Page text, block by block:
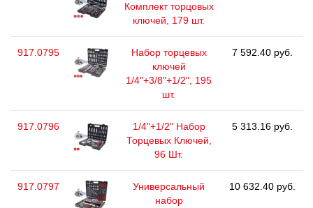
Комплект торцовых
ключей, 179 шт.
917.0795
Набор торцевых
ключей
1/4"+3/8"+1/2", 195
шт.
7 592.40 руб.
917.0796
1/4"+1/2" Набор
Торцевых Ключей,
96 Шт.
5 313.16 руб.
917.0797
Универсальный
набор
10 632.40 руб.